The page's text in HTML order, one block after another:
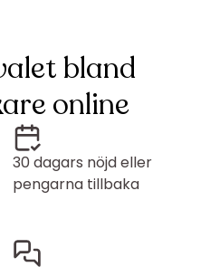
bland
online
30 dagars nöjd eller
pengarna tillbaka